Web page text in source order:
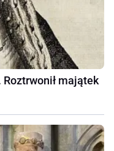
majątek